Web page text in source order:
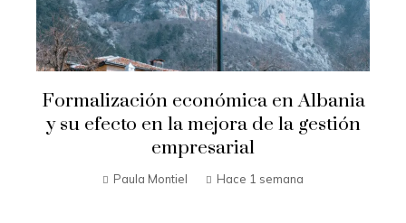
Formalización económica en Albania
y su efecto en la mejora de la gestión
empresarial
Paula Montiel Hace 1 semana